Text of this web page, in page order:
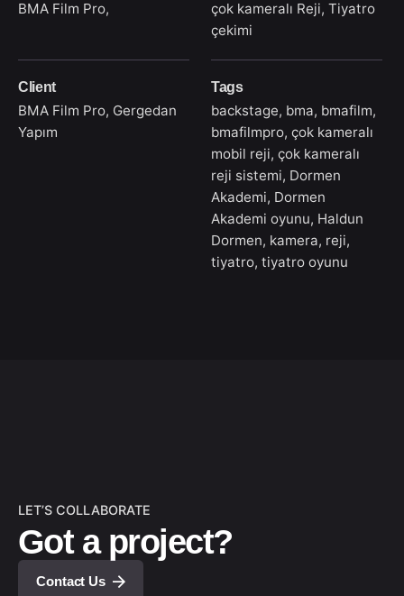
BMA Film Pro,
çok kameralı Reji, Tiyatro
çekimi
Client
BMA Film Pro, Gergedan
Yapım
Tags
backstage, bma, bmafilm,
bmafilmpro, çok kameralı
mobil reji, çok kameralı
reji sistemi, Dormen
Akademi, Dormen
Akademi oyunu, Haldun
Dormen, kamera, reji,
tiyatro, tiyatro oyunu
LET’S COLLABORATE
Got a project?
Contact Us